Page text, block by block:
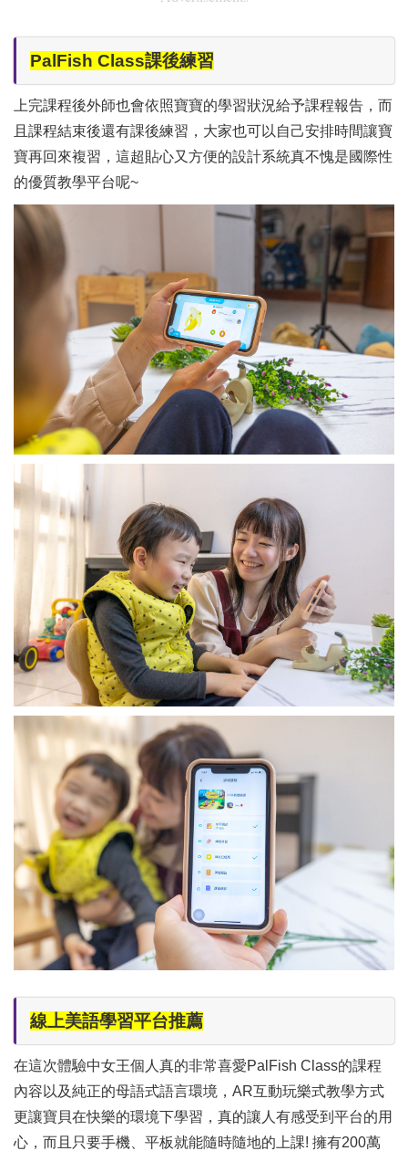
PalFish Class課後練習
上完課程後外師也會依照寶寶的學習狀況給予課程報告，而
且課程結束後還有課後練習，大家也可以自己安排時間讓寶
寶再回來複習，這超貼心又方便的設計系統真不愧是國際性
的優質教學平台呢~
線上美語學習平台推薦
在這次體驗中女王個人真的非常喜愛PalFish Class的課程
內容以及純正的母語式語言環境，AR互動玩樂式教學方式
更讓寶貝在快樂的環境下學習，真的讓人有感受到平台的用
心，而且只要手機、平板就能隨時隨地的上課! 擁有200萬